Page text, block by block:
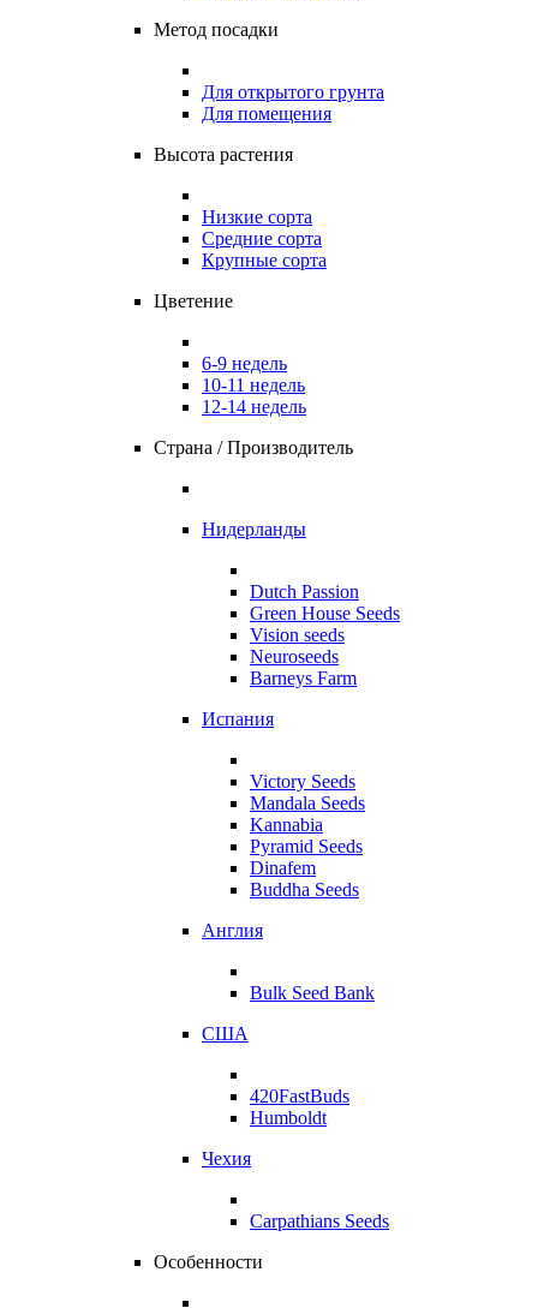
Метод посадки
Для открытого грунта
Для помещения
Высота растения
Низкие сорта
Средние сорта
Крупные сорта
Цветение
6-9 недель
10-11 недель
12-14 недель
Страна / Производитель
Нидерланды
Dutch Passion
Green House Seeds
Vision seeds
Neuroseeds
Barneys Farm
Испания
Victory Seeds
Mandala Seeds
Kannabia
Pyramid Seeds
Dinafem
Buddha Seeds
Англия
Bulk Seed Bank
США
420FastBuds
Humboldt
Чехия
Carpathians Seeds
Особенности